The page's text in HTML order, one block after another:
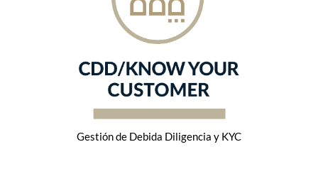
Gestión de Debida Diligencia y KYC